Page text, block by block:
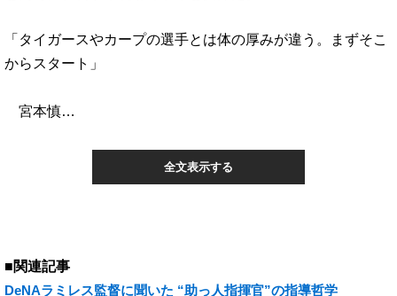
「タイガースやカープの選手とは体の厚みが違う。まずそこ
からスタート」
宮本慎…
全文表示する
■関連記事
DeNAラミレス監督に聞いた “助っ人指揮官”の指導哲学